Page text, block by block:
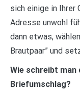
sich einige in Ihrer
Adresse unwohl
dann etwas,
Brautpaar” und
Wie schreibt man
Briefumschlag?